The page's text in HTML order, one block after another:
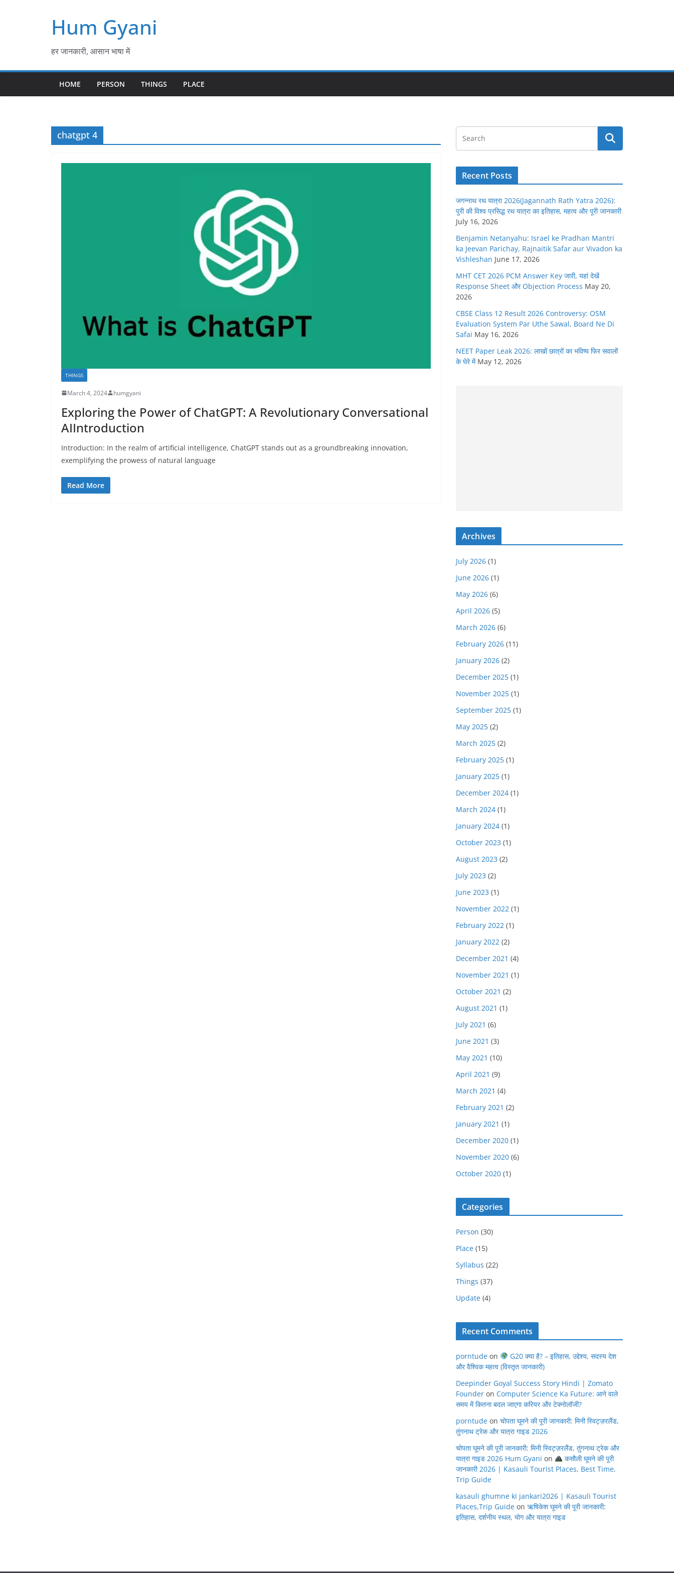
Hum Gyani
हर जानकारी, आसान भाषा में
HOME PERSON THINGS PLACE
chatgpt 4
THINGS
March 4, 2024 humgyani
Exploring the Power of ChatGPT: A Revolutionary Conversational
AIIntroduction
Introduction: In the realm of artificial intelligence, ChatGPT stands out as a groundbreaking innovation,
exemplifying the prowess of natural language
Read More
Recent Posts
जगन्नाथ रथ यात्रा 2026(Jagannath Rath Yatra 2026):
पुरी की विश्व प्रसिद्ध रथ यात्रा का इतिहास, महत्व और पूरी जानकारी
July 16, 2026
Benjamin Netanyahu: Israel ke Pradhan Mantri
ka Jeevan Parichay, Rajnaitik Safar aur Vivadon ka
Vishleshan June 17, 2026
MHT CET 2026 PCM Answer Key जारी, यहां देखें
Response Sheet और Objection Process May 20,
2026
CBSE Class 12 Result 2026 Controversy: OSM
Evaluation System Par Uthe Sawal, Board Ne Di
Safai May 16, 2026
NEET Paper Leak 2026: लाखों छात्रों का भविष्य फिर सवालों
के घेरे में May 12, 2026
Archives
July 2026 (1)
June 2026 (1)
May 2026 (6)
April 2026 (5)
March 2026 (6)
February 2026 (11)
January 2026 (2)
December 2025 (1)
November 2025 (1)
September 2025 (1)
May 2025 (2)
March 2025 (2)
February 2025 (1)
January 2025 (1)
December 2024 (1)
March 2024 (1)
January 2024 (1)
October 2023 (1)
August 2023 (2)
July 2023 (2)
June 2023 (1)
November 2022 (1)
February 2022 (1)
January 2022 (2)
December 2021 (4)
November 2021 (1)
October 2021 (2)
August 2021 (1)
July 2021 (6)
June 2021 (3)
May 2021 (10)
April 2021 (9)
March 2021 (4)
February 2021 (2)
January 2021 (1)
December 2020 (1)
November 2020 (6)
October 2020 (1)
Categories
Person (30)
Place (15)
Syllabus (22)
Things (37)
Update (4)
Recent Comments
porntude on
G20 क्या है? – इतिहास, उद्देश्य, सदस्य देश
और वैश्विक महत्व (विस्तृत जानकारी)
Deepinder Goyal Success Story Hindi | Zomato
Founder on Computer Science Ka Future: आने वाले
समय में कितना बदल जाएगा करियर और टेक्नोलॉजी?
porntude on चोपता घूमने की पूरी जानकारी: मिनी स्विट्ज़रलैंड,
तुंगनाथ ट्रेक और यात्रा गाइड 2026
चोपता घूमने की पूरी जानकारी: मिनी स्विट्ज़रलैंड, तुंगनाथ ट्रेक और
यात्रा गाइड 2026 Hum Gyani on
कसौली घूमने की पूरी
जानकारी 2026 | Kasauli Tourist Places, Best Time,
Trip Guide
kasauli ghumne ki jankari2026 | Kasauli Tourist
Places,Trip Guide on ऋषिकेश घूमने की पूरी जानकारी:
इतिहास, दर्शनीय स्थल, योग और यात्रा गाइड